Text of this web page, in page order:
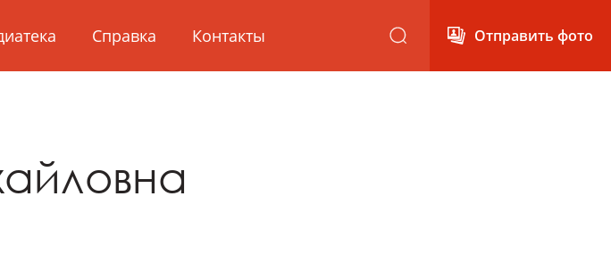
Справка Контакты Отправить фото